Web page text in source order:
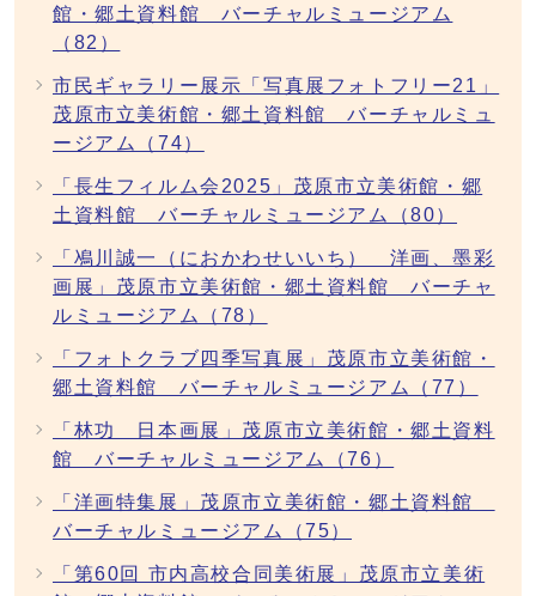
館・郷土資料館 バーチャルミュージアム
（82）
市民ギャラリー展示「写真展フォトフリー21」
茂原市立美術館・郷土資料館 バーチャルミュ
ージアム（74）
「長生フィルム会2025」茂原市立美術館・郷
土資料館 バーチャルミュージアム（80）
「鳰川誠一（におかわせいいち） 洋画、墨彩
画展」茂原市立美術館・郷土資料館 バーチャ
ルミュージアム（78）
「フォトクラブ四季写真展」茂原市立美術館・
郷土資料館 バーチャルミュージアム（77）
「林功 日本画展」茂原市立美術館・郷土資料
館 バーチャルミュージアム（76）
「洋画特集展」茂原市立美術館・郷土資料館
バーチャルミュージアム（75）
「第60回 市内高校合同美術展」茂原市立美術